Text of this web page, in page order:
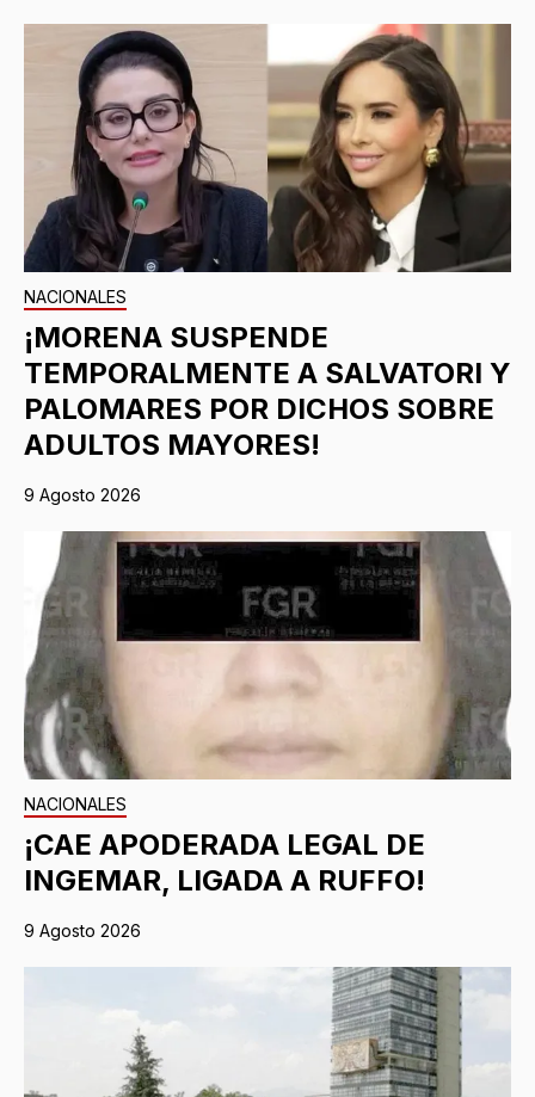
NACIONALES
¡MORENA SUSPENDE
TEMPORALMENTE A SALVATORI Y
PALOMARES POR DICHOS SOBRE
ADULTOS MAYORES!
9 Agosto 2026
NACIONALES
¡CAE APODERADA LEGAL DE
INGEMAR, LIGADA A RUFFO!
9 Agosto 2026